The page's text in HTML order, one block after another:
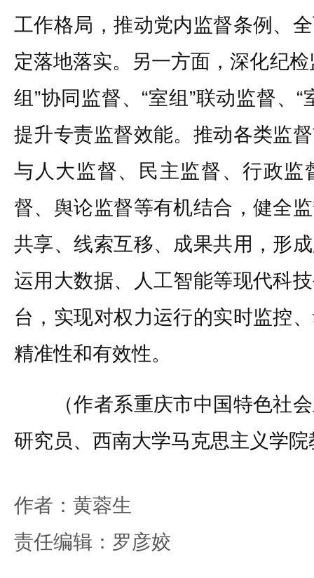
工作格局，推动党内监督条例、
定落地落实。另一方面，深化纪
组”协同监督、“室组”联动监督、
提升专责监督效能。推动各类监
与人大监督、民主监督、行政监
督、舆论监督等有机结合，健全
共享、线索互移、成果共用，形
运用大数据、人工智能等现代科
台，实现对权力运行的实时监控
精准性和有效性。
（作者系重庆市中国特色社会
研究员、西南大学马克思主义学院
作者：黄蓉生
责任编辑：罗彦姣